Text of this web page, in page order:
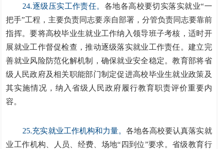
24.逐级压实工作责任。 各地各高校要切实落实就业“一
把手”工程，主要负责同志要亲自部署，分管负责同志要靠前
指挥。要将高校毕业生就业工作纳入领导班子考核，适时开
展就业工作督促检查，推动逐级落实就业工作责任。建立完
善就业风险防范化解机制，确保就业安全稳定。教育部将省
级人民政府及相关职能部门制定促进高校毕业生就业政策及
其实施情况，纳入省级人民政府履行教育职责评价重要内
容。
25.充实就业工作机构和力量。各地各高校要认真落实就
业工作机构、人员、经费、场地“四到位”要求。省级教育行